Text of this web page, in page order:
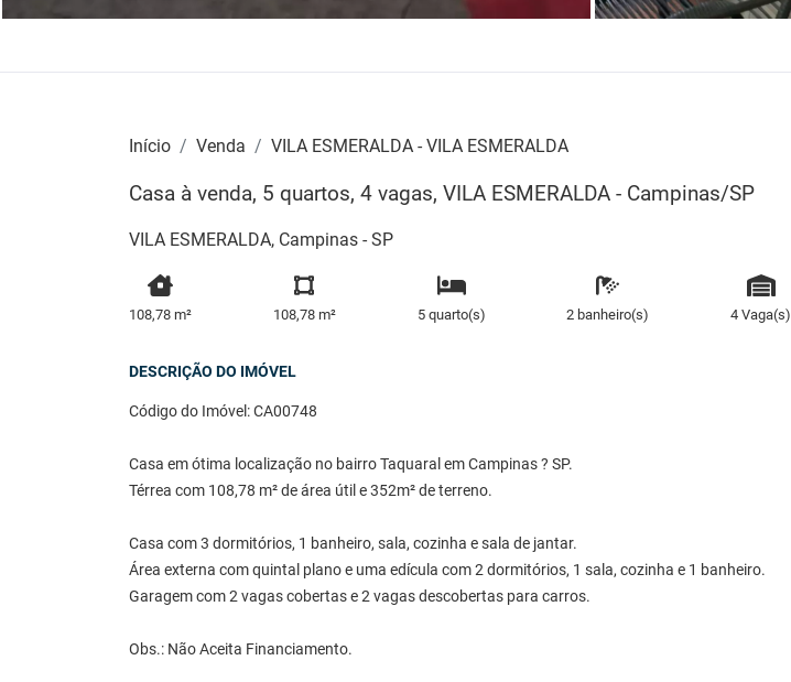
Início Venda VILA ESMERALDA - VILA ESMERALDA
Casa à venda, 5 quartos, 4 vagas, VILA ESMERALDA - Campinas/SP
VILA ESMERALDA, Campinas - SP
108,78 m² 108,78 m² 5 quarto(s) 2 banheiro(s) 4 Vaga(s)
DESCRIÇÃO DO IMÓVEL
Código do Imóvel: CA00748
Casa em ótima localização no bairro Taquaral em Campinas ? SP.
Térrea com 108,78 m² de área útil e 352m² de terreno.
Casa com 3 dormitórios, 1 banheiro, sala, cozinha e sala de jantar.
Área externa com quintal plano e uma edícula com 2 dormitórios, 1 sala, cozinha e 1 banheiro.
Garagem com 2 vagas cobertas e 2 vagas descobertas para carros.
Obs.: Não Aceita Financiamento.